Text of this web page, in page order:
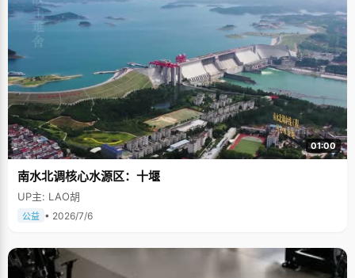
01:00
南水北调核心水源区：十堰
UP主: LAO胡
公益 • 2026/7/6